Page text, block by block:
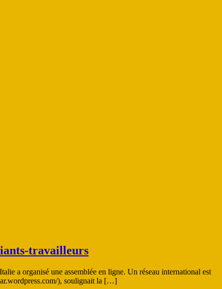
travailleurs
a organisé une assemblée en ligne. Un réseau international est
), soulignait la […]